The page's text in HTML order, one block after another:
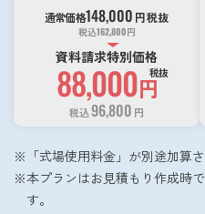
通常価格148,000 円税抜
税込162,800円
資料請求特別価格
88,000円
税抜
税込96,800 円
「式場使用料金」が別途加算さ
本プランはお見積もり作成時
す。